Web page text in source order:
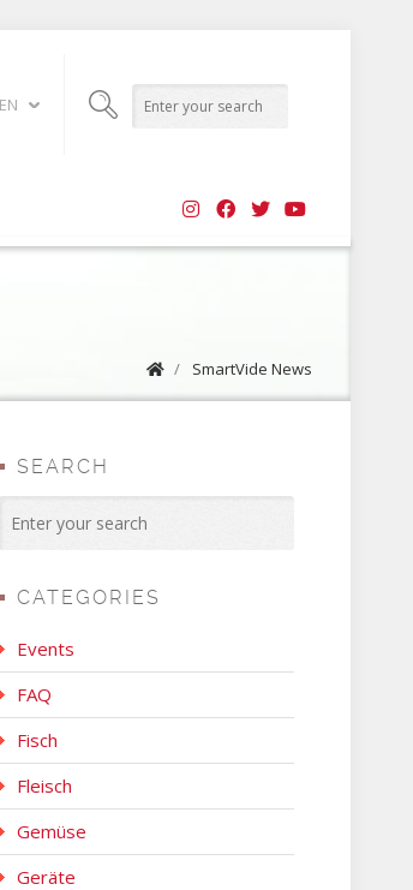
/ SmartVide News
SEARCH
CATEGORIES
Events
FAQ
Fisch
Fleisch
Gemüse
Geräte